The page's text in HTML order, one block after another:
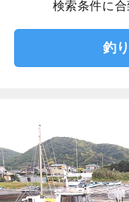
検索条件に
釣